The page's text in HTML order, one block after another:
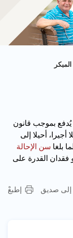
بموجب قانون
أحيلا إلى
سن الإحالة
القدرة على
إطبعْ
صديق